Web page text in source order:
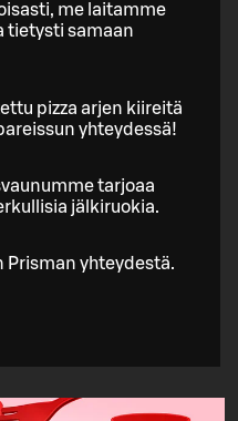
me laitamme
tietysti samaan
pizza arjen kiireitä
yhteydessä!
tarjoaa
jälkiruokia.
Prisman yhteydestä.